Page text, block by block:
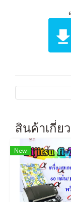
สินค้าเกี่ย
New